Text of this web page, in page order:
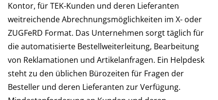
Kontor, für TEK-Kunden und deren Lieferanten
weitreichende Abrechnungsmöglichkeiten im X- oder
ZUGFeRD Format. Das Unternehmen sorgt täglich für
die automatisierte Bestellweiterleitung, Bearbeitung
von Reklamationen und Artikelanfragen. Ein Helpdesk
steht zu den üblichen Bürozeiten für Fragen der
Besteller und deren Lieferanten zur Verfügung.